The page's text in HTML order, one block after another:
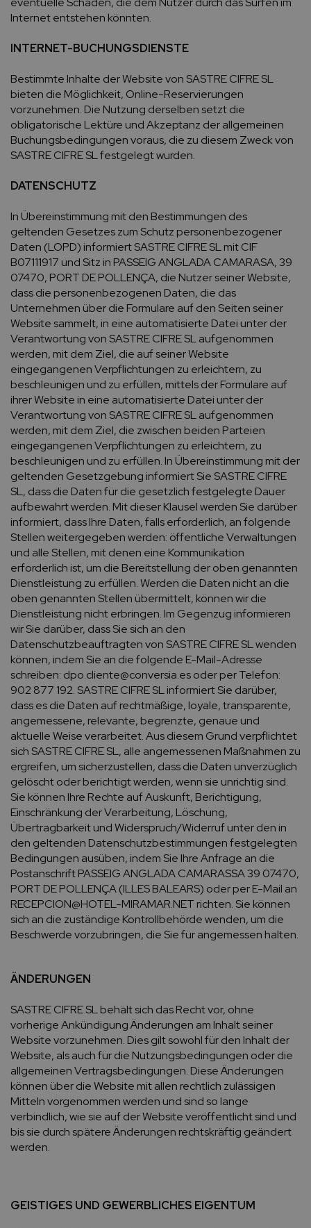
Internet entstehen könnten.
INTERNET-BUCHUNGSDIENSTE
Bestimmte Inhalte der Website von SASTRE CIFRE SL
bieten die Möglichkeit, Online-Reservierungen
vorzunehmen. Die Nutzung derselben setzt die
obligatorische Lektüre und Akzeptanz der allgemeinen
Buchungsbedingungen voraus, die zu diesem Zweck von
SASTRE CIFRE SL festgelegt wurden.
DATENSCHUTZ
In Übereinstimmung mit den Bestimmungen des
geltenden Gesetzes zum Schutz personenbezogener
Daten (LOPD) informiert SASTRE CIFRE SL mit CIF
B07111917 und Sitz in PASSEIG ANGLADA CAMARASA, 39
07470, PORT DE POLLENÇA, die Nutzer seiner Website,
dass die personenbezogenen Daten, die das
Unternehmen über die Formulare auf den Seiten seiner
Website sammelt, in eine automatisierte Datei unter der
Verantwortung von SASTRE CIFRE SL aufgenommen
werden, mit dem Ziel, die auf seiner Website
eingegangenen Verpflichtungen zu erleichtern, zu
beschleunigen und zu erfüllen, mittels der Formulare auf
ihrer Website in eine automatisierte Datei unter der
Verantwortung von SASTRE CIFRE SL aufgenommen
werden, mit dem Ziel, die zwischen beiden Parteien
eingegangenen Verpflichtungen zu erleichtern, zu
beschleunigen und zu erfüllen. In Übereinstimmung mit der
geltenden Gesetzgebung informiert Sie SASTRE CIFRE
SL, dass die Daten für die gesetzlich festgelegte Dauer
aufbewahrt werden. Mit dieser Klausel werden Sie darüber
informiert, dass Ihre Daten, falls erforderlich, an folgende
Stellen weitergegeben werden: öffentliche Verwaltungen
und alle Stellen, mit denen eine Kommunikation
erforderlich ist, um die Bereitstellung der oben genannten
Dienstleistung zu erfüllen. Werden die Daten nicht an die
oben genannten Stellen übermittelt, können wir die
Dienstleistung nicht erbringen. Im Gegenzug informieren
wir Sie darüber, dass Sie sich an den
Datenschutzbeauftragten von SASTRE CIFRE SL wenden
können, indem Sie an die folgende E-Mail-Adresse
schreiben: dpo.cliente@conversia.es oder per Telefon:
902 877 192. SASTRE CIFRE SL informiert Sie darüber,
dass es die Daten auf rechtmäßige, loyale, transparente,
angemessene, relevante, begrenzte, genaue und
aktuelle Weise verarbeitet. Aus diesem Grund verpflichtet
sich SASTRE CIFRE SL, alle angemessenen Maßnahmen zu
ergreifen, um sicherzustellen, dass die Daten unverzüglich
gelöscht oder berichtigt werden, wenn sie unrichtig sind.
Sie können Ihre Rechte auf Auskunft, Berichtigung,
Einschränkung der Verarbeitung, Löschung,
Übertragbarkeit und Widerspruch/Widerruf unter den in
den geltenden Datenschutzbestimmungen festgelegten
Bedingungen ausüben, indem Sie Ihre Anfrage an die
Postanschrift PASSEIG ANGLADA CAMARASSA 39 07470,
PORT DE POLLENÇA (ILLES BALEARS) oder per E-Mail an
RECEPCION@HOTEL-MIRAMAR.NET richten. Sie können
sich an die zuständige Kontrollbehörde wenden, um die
Beschwerde vorzubringen, die Sie für angemessen halten.
ÄNDERUNGEN
SASTRE CIFRE SL behält sich das Recht vor, ohne
vorherige Ankündigung Änderungen am Inhalt seiner
Website vorzunehmen. Dies gilt sowohl für den Inhalt der
Website, als auch für die Nutzungsbedingungen oder die
allgemeinen Vertragsbedingungen. Diese Änderungen
können über die Website mit allen rechtlich zulässigen
Mitteln vorgenommen werden und sind so lange
verbindlich, wie sie auf der Website veröffentlicht sind und
bis sie durch spätere Änderungen rechtskräftig geändert
werden.
GEISTIGES UND GEWERBLICHES EIGENTUM